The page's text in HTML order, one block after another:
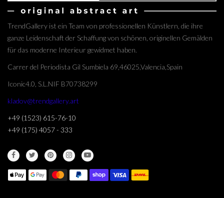
TrendGallery ist ein Team von professionellen Künstlern, die ihre
ganze Leidenschaft der Schaffung von schönen, originellen Gemälden
für das moderne Interieur gewidmet haben.
Carrer del Periodista Gil Sumbiela 69,46025,Valencia,Spain
Iconic4.0, S.L.NIF B70738299
kladov@trendgallery.art
+49 (1523) 615-76-10
+49 (175) 4057 - 333